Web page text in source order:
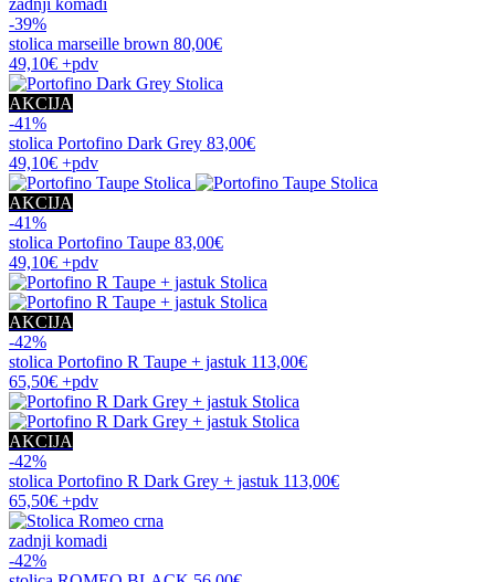
zadnji komadi
-39%
stolica marseille brown 80,00€
49,10€ +pdv
AKCIJA
-41%
stolica Portofino Dark Grey 83,00€
49,10€ +pdv
AKCIJA
-41%
stolica Portofino Taupe 83,00€
49,10€ +pdv
AKCIJA
-42%
stolica Portofino R Taupe + jastuk 113,00€
65,50€ +pdv
AKCIJA
-42%
stolica Portofino R Dark Grey + jastuk 113,00€
65,50€ +pdv
zadnji komadi
-42%